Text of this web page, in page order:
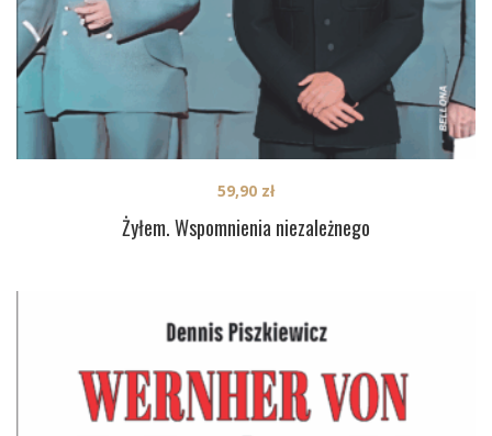
Żyłem. Wspomnienia niezależnego
59,90 zł